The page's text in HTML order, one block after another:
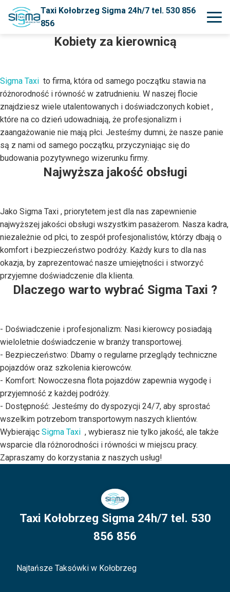
Taxi Kołobrzeg Sigma 24h/7 tel. 530 856
856
Kobiety za kierownicą
Sigma Taxi to firma, która od samego początku stawia na
różnorodność i równość w zatrudnieniu. W naszej flocie
znajdziesz wiele utalentowanych i doświadczonych kobiet ,
które na co dzień udowadniają, że profesjonalizm i
zaangażowanie nie mają płci. Jesteśmy dumni, że nasze panie
są z nami od samego początku, przyczyniając się do
budowania pozytywnego wizerunku firmy.
Najwyższa jakość obsługi
Jako Sigma Taxi , priorytetem jest dla nas zapewnienie
najwyższej jakości obsługi wszystkim pasażerom. Nasza kadra,
niezależnie od płci, to zespół profesjonalistów, którzy dbają o
komfort i bezpieczeństwo podróży. Każdy kurs to dla nas
okazja, by zaprezentować nasze umiejętności i stworzyć
przyjemne doświadczenie dla klienta.
Dlaczego warto wybrać Sigma Taxi ?
- Doświadczenie i profesjonalizm: Nasi kierowcy posiadają
wieloletnie doświadczenie w branży transportowej.
- Bezpieczeństwo: Dbamy o regularne przeglądy techniczne
pojazdów oraz szkolenia kierowców.
- Komfort: Nowoczesna flota pojazdów zapewnia wygodę i
przyjemność z każdej podróży.
- Dostępność: Jesteśmy do dyspozycji 24/7, aby sprostać
wszelkim potrzebom transportowym naszych klientów.
Wybierając Sigma Taxi , wybierasz nie tylko jakość, ale także
wsparcie dla różnorodności i równości w miejscu pracy.
Zapraszamy do korzystania z naszych usług!
Taxi Kołobrzeg Sigma 24h/7 tel. 530
856 856
Najtańsze Taksówki w Kołobrzeg